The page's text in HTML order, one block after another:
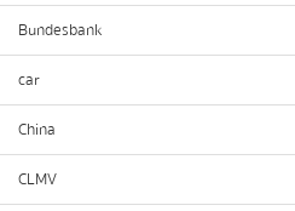
Bundesbank
car
China
CLMV